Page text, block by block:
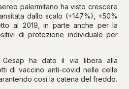
palermitano ha visto crescere
dallo scalo (+147%), +50%
al 2019, in parte anche per la
di protezione individuale per
ha dato il via libera alla
di vaccino anti-covid nelle celle
così la catena del freddo.